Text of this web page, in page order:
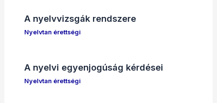
A nyelvvizsgák rendszere
Nyelvtan érettségi
A nyelvi egyenjogúság kérdései
Nyelvtan érettségi